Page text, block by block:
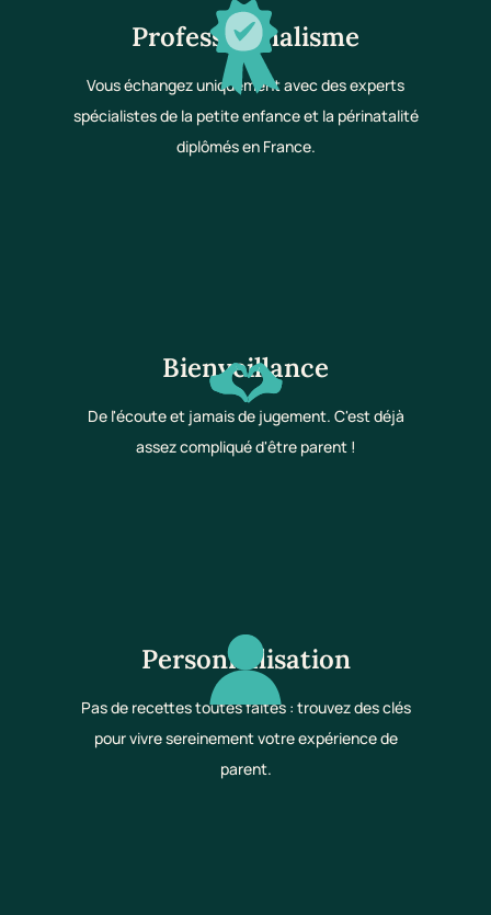
Professionnalisme
Vous échangez uniquement avec des experts
spécialistes de la petite enfance et la périnatalité
diplômés en France.
Bienveillance
De l'écoute et jamais de jugement. C'est déjà
assez compliqué d'être parent !
Personnalisation
Pas de recettes toutes faites : trouvez des clés
pour vivre sereinement votre expérience de
parent.